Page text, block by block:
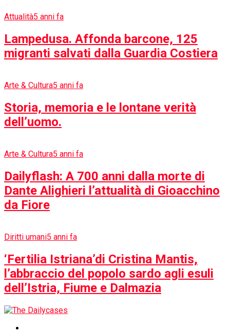
Il Magazine
Redazione Dailycases
Archivio
Sostienici
Cookie Policy (UE)
©2025 Gestione editoriale a cura diAssociazione Culturale
Ipathia
Registro Stampa del Tribunale di Roma N° iscrizione